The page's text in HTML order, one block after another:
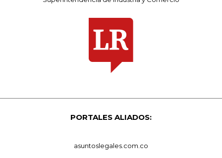
PORTALES ALIADOS:
asuntoslegales.com.co